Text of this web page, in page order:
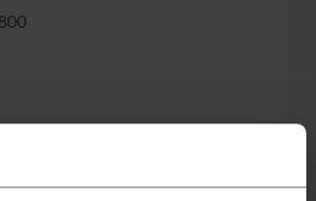
się więcej?